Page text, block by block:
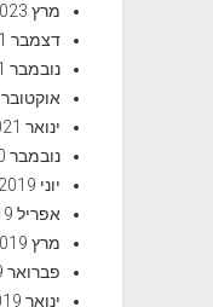
מרץ 2023
דצמבר 2021
נובמבר 2021
אוקטובר 2021
ינואר 2021
נובמבר 2020
יוני 2019
אפריל 2019
מרץ 2019
פברואר 2019
ינואר 2019